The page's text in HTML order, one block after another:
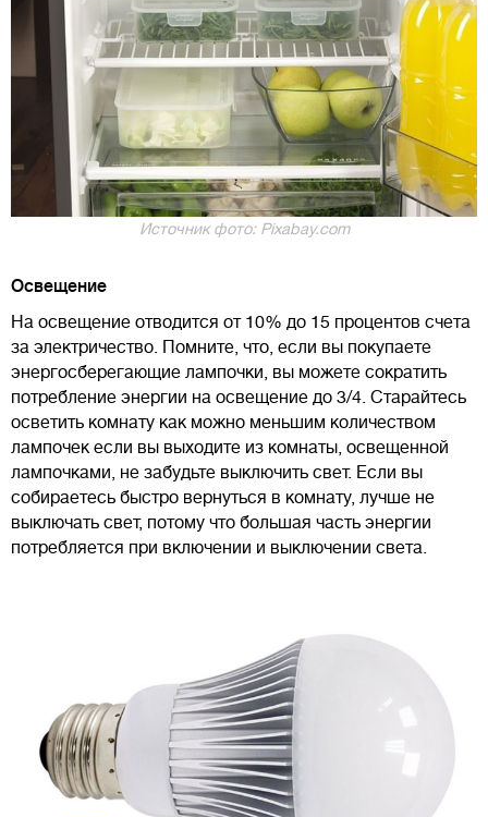
Источник фото: Pixabay.com
Освещение
На освещение отводится от 10% до 15 процентов счета
за электричество. Помните, что, если вы покупаете
энергосберегающие лампочки, вы можете сократить
потребление энергии на освещение до 3/4. Старайтесь
осветить комнату как можно меньшим количеством
лампочек если вы выходите из комнаты, освещенной
лампочками, не забудьте выключить свет. Если вы
собираетесь быстро вернуться в комнату, лучше не
выключать свет, потому что большая часть энергии
потребляется при включении и выключении света.